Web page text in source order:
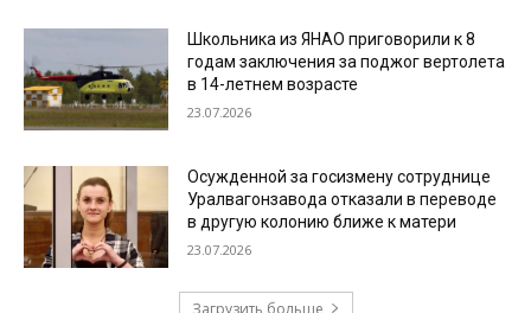
Школьника из ЯНАО приговорили к 8
годам заключения за поджог вертолета
в 14-летнем возрасте
23.07.2026
Осужденной за госизмену сотруднице
Уралвагонзавода отказали в переводе
в другую колонию ближе к матери
23.07.2026
Загрузить больше